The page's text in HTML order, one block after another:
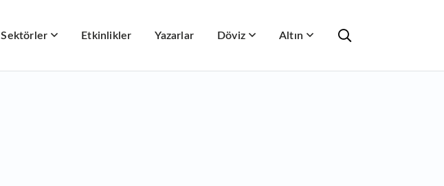
Sektörler Etkinlikler Yazarlar Döviz Altın